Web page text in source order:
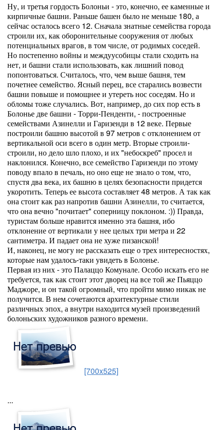
Ну, и третья гордость Болоньи - это, конечно, ее каменные и
кирпичные башни. Раньше башен было не меньше 180, а
сейчас осталось всего 12. Сначала знатные семейства города
строили их, как оборонительные сооружения от любых
потенциальных врагов, в том числе, от родимых соседей.
Но постепенно войны и междуусобицы стали сходить на
нет, и башни стали использовать, как лишний повод
попонтоваться. Считалось, что, чем выше башня, тем
почетнее семейство. Ясный перец, все старались возвести
башни повыше и помощнее и утереть нос соседям. Но и
обломы тоже случались. Вот, например, до сих пор есть в
Болонье две башни - Торри-Пенденти, - построенные
семействами Азинелли и Гаризенди в 12 веке. Первые
построили башню высотой в 97 метров с отклонением от
вертикальной оси всего в один метр. Вторые строили-
строили, но дело шло плохо, и их "небоскреб" просел и
наклонился. Конечно, все семейство Гаризенди по этому
поводу впало в печаль, но оно еще не знало о том, что,
спустя два века, их башню в целях безопасности придется
укоротить. Теперь ее высота составляет 48 метров. А так как
она стоит как раз напротив башни Азинелли, то считается,
что она вечно "почитает" соперницу поклоном. :)) Правда,
туристам больше нравится именно эта башня, ибо
отклонение от вертикали у нее целых три метра и 22
сантиметра. И падает она не хуже пизанской!
И, наконец, не могу не рассказать еще о трех интересностях,
которые нам удалось-таки увидеть в Болонье.
Первая из них - это Палаццо Комунале. Особо искать его не
требуется, так как стоит этот дворец на все той же Пьяццо
Маджоре, и он такой огромный, что пройти мимо никак не
получится. В нем сочетаются архитектурные стили
различных эпох, а внутри находится музей произведений
болоньских художников разного времени.
[700x525]
...